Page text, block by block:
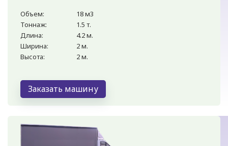
Объем:
18 м3
Тоннаж:
1.5 т.
Длина:
4.2 м.
Ширина:
2 м.
Высота:
2 м.
Заказать машину